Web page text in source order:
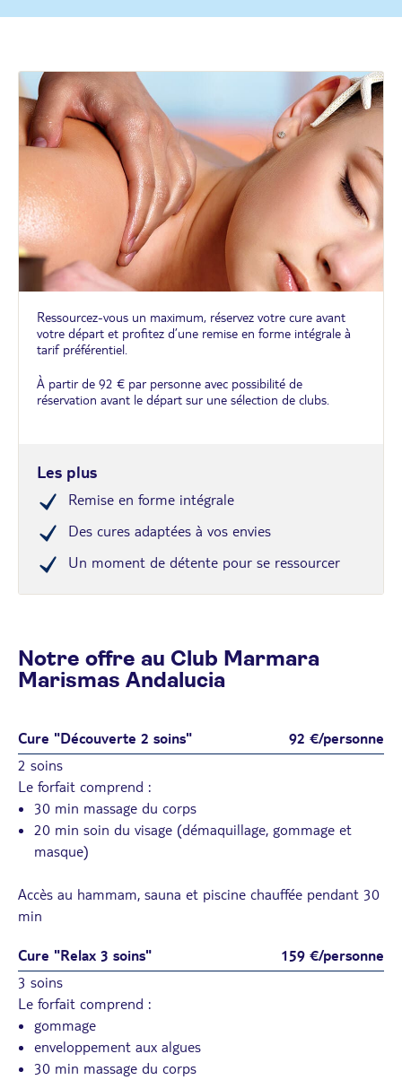
Ressourcez-vous un maximum, réservez votre cure avant
votre départ et profitez d’une remise en forme intégrale à
tarif préférentiel.
À partir de 92 € par personne avec possibilité de
réservation avant le départ sur une sélection de clubs.
Les plus
Remise en forme intégrale
Des cures adaptées à vos envies
Un moment de détente pour se ressourcer
Notre offre au Club Marmara
Marismas Andalucia
Cure "Découverte 2 soins"
92 €/personne
2 soins
Le forfait comprend :
30 min massage du corps
20 min soin du visage (démaquillage, gommage et
masque)
Accès au hammam, sauna et piscine chauffée pendant 30
min
Cure "Relax 3 soins"
159 €/personne
3 soins
Le forfait comprend :
gommage
enveloppement aux algues
30 min massage du corps